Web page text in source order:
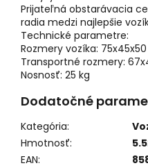
Prijateľná obstarávacia
radia medzi najlepšie
Technické parametre:
Rozmery vozíka:
Transportné rozmery:
Nosnosť: 25 kg
Dodatočné
Kategória:
Hmotnosť:
EAN: